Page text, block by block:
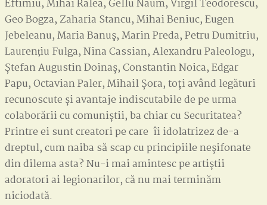
Eftimiu, Mihai Ralea, Gellu Naum, Virgil Teodorescu,
Geo Bogza, Zaharia Stancu, Mihai Beniuc, Eugen
Jebeleanu, Maria Banuş, Marin Preda, Petru Dumitriu,
Laurenţiu Fulga, Nina Cassian, Alexandru Paleologu,
Ștefan Augustin Doinaș, Constantin Noica, Edgar
Papu, Octavian Paler, Mihail Șora, toți având legături
recunoscute și avantaje indiscutabile de pe urma
colaborării cu comuniștii, ba chiar cu Securitatea?
Printre ei sunt creatori pe care îi idolatrizez de-a
dreptul, cum naiba să scap cu principiile neșifonate
din dilema asta? Nu-i mai amintesc pe artiștii
adoratori ai legionarilor, că nu mai terminăm
niciodată.